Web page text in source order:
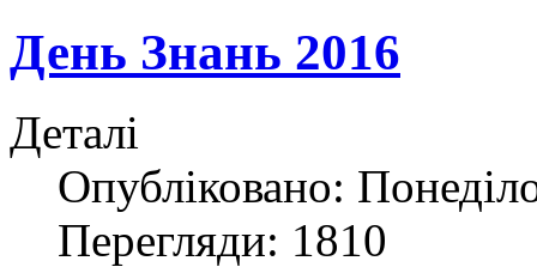
День Знань 2016
Деталі
Опубліковано:
Перегляди: 1810